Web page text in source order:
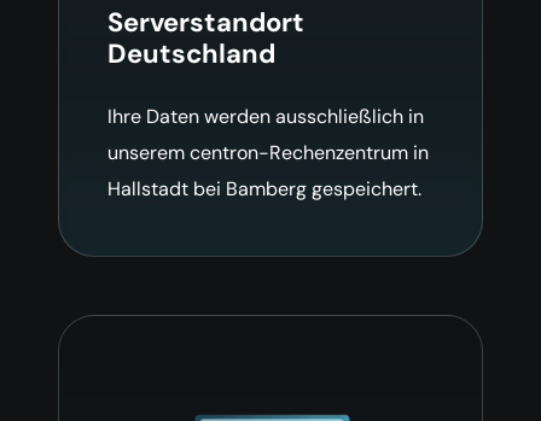
Serverstandort
Deutschland
Ihre Daten werden ausschließlich in
unserem centron-Rechenzentrum in
Hallstadt bei Bamberg gespeichert.